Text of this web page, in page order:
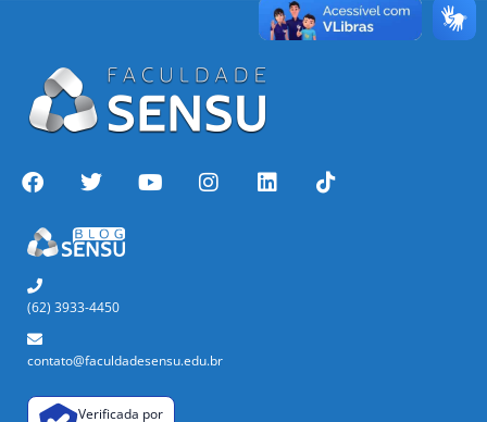
(62) 3933-4450
contato@faculdadesensu.edu.br
Verificada por